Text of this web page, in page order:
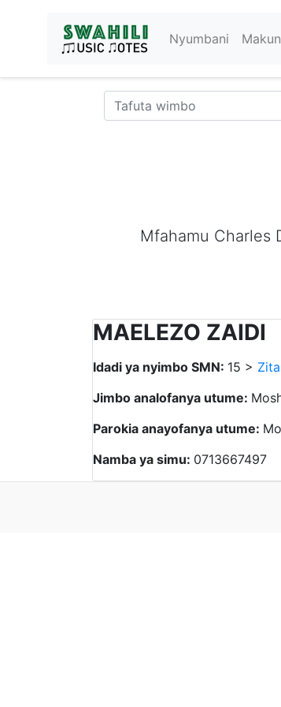
Nyumbani
Mfahamu Charles
MAELEZO ZAIDI
Idadi ya nyimbo SMN: 15 >
Jimbo analofanya utume:
Parokia anayofanya utume:
Namba ya simu: 0713667497